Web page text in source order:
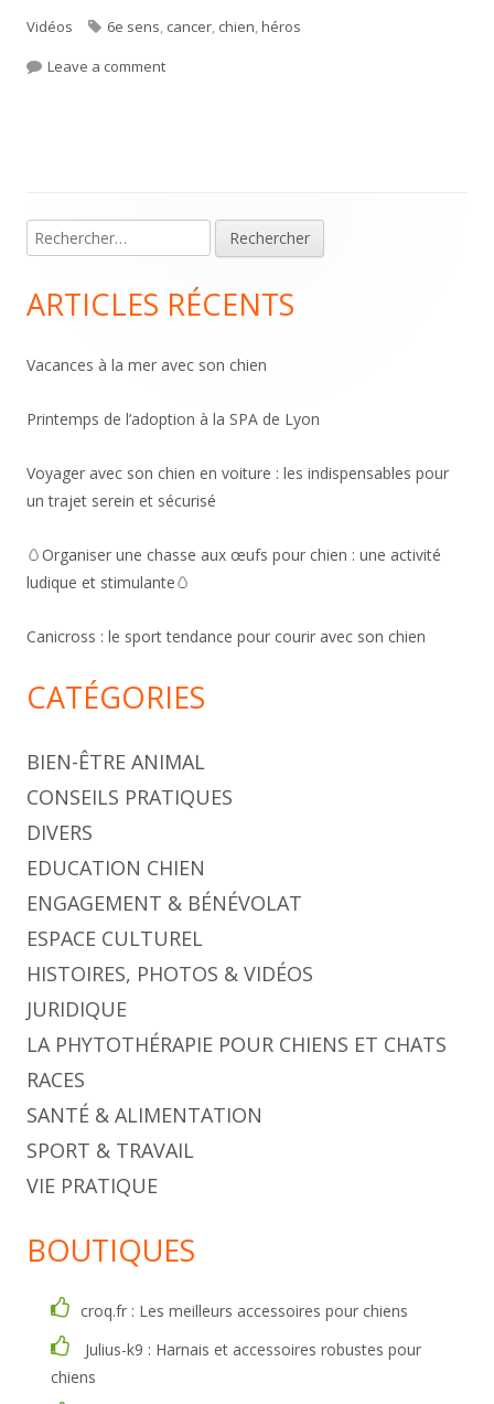
on
Vidéos
Tags
6e sens, cancer, chien,héros
Leave a commenton Max détecte le cancer de Maureen grâce à
Main
Rechercher :
ARTICLES RÉCENTS
Vacances à la mer avec son chien
Printemps de l’adoption à la SPA de Lyon
Voyager avec son chien en voiture : les indispensables pour
un trajet serein et sécurisé
🥚Organiser une chasse aux œufs pour chien : une activité
ludique et stimulante🥚
Canicross : le sport tendance pour courir avec son chien
CATÉGORIES
BIEN-ÊTRE ANIMAL
CONSEILS PRATIQUES
DIVERS
EDUCATION CHIEN
ENGAGEMENT & BÉNÉVOLAT
ESPACE CULTUREL
HISTOIRES, PHOTOS & VIDÉOS
JURIDIQUE
LA PHYTOTHÉRAPIE POUR CHIENS ET CHATS
RACES
SANTÉ & ALIMENTATION
SPORT & TRAVAIL
VIE PRATIQUE
BOUTIQUES
croq.fr : Les meilleurs accessoires pour chiens
Julius-k9 : Harnais et accessoires robustes pour
chiens